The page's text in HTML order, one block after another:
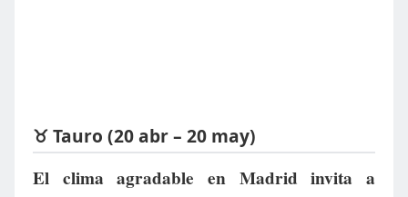
♉ Tauro (20 abr – 20 may)
El clima agradable en Madrid invita a